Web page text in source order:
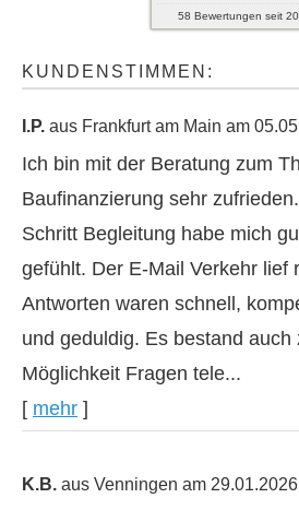
58 Bewertungen seit
KUNDENSTIMMEN:
I.P. aus Frankfurt am Main am
Ich bin mit der Beratung zum
Baufinanzierung sehr
Schritt Begleitung habe mich
gefühlt. Der E-Mail Verkehr lief
Antworten waren schnell,
und geduldig. Es bestand auch
Möglichkeit Fragen tele...
[ mehr ]
K.B. aus Venningen am